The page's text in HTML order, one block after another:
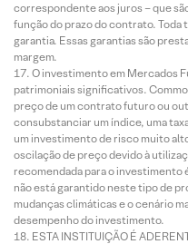
correspondente aos juros – que
função do prazo do contrato.
garantia. Essas garantias são
margem.
O investimento em Mercados
patrimoniais significativos.
preço de um contrato futuro ou
consubstanciar um índice, uma
um investimento de risco muito
oscilação de preço devido à
recomendada para o
não está garantido neste tipo de
mudanças climáticas e o cenário
desempenho do investimento.
ESTA INSTITUIÇÃO É